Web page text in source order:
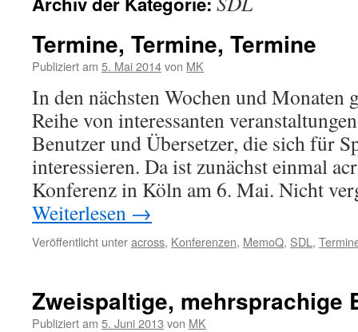
Termine, Termine, Termine
Publiziert am 5. Mai 2014von MK
In den nächsten Wochen und Monaten
Reihe von interessanten
Benutzer und Übersetzer, die sich für
interessieren. Da ist zunächst einmal
Konferenz in Köln am 6. Mai. Nicht
Weiterlesen →
Veröffentlicht unteracross, Konferenzen, MemoQ, SDL ,
Zweispaltige, mehrsprachige
Publiziert am 5. Juni 2013 von MK